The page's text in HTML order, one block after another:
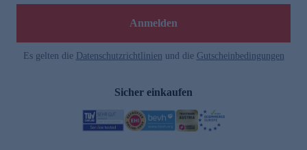
Anmelden
Es gelten die Datenschutzrichtlinien und die Gutscheinbedingungen
Sicher einkaufen